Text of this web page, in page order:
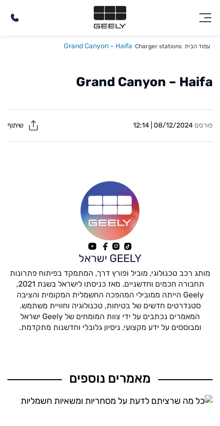
עמוד הבית Charger stations
Grand Canyon – Haifa
Grand Canyon – Haifa
פורסם 08/12/2024 | 12:14
GEELY ישראל
מותג רכב טכנולוגי, מוביל ופורץ דרך, המתמקד בפיתוח פתרונות
תחבורה חכמים וחדשניים. מאז כניסתו לישראל בשנת 2021,
Geely הייתה ממובילי המהפכה החשמלית המקומית והציבה
סטנדרטים חדשים של בטיחות, טכנולוגיה וחוויית משתמש.
המאמרים נכתבים על ידי צוות המומחים של Geely ישראל
ומבוססים על ידע מקצועי, ניסיון גלובלי וחדשנות מתקדמת.
מאמרים נוספים